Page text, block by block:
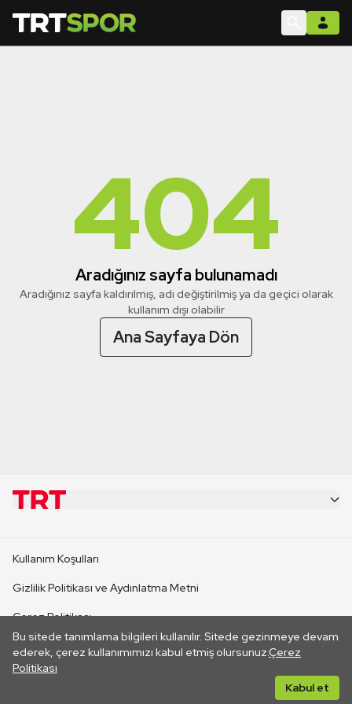
404
Aradığınız sayfa bulunamadı
Aradığınız sayfa kaldırılmış, adı değiştirilmiş ya da geçici olarak
kullanım dışı olabilir
Ana Sayfaya Dön
Bu sitede tanımlama bilgileri kullanılır. Sitede gezinmeye devam
ederek, çerez kullanımımızı kabul etmiş olursunuz.Çerez
Politikası
Kabul et
CANLI YAYINLAR
Kullanım Koşulları
Gizlilik Politikası ve Aydınlatma Metni
Çerez Politikası
İletişim
Her hakkı saklıdır. ©2026 TRT. Bağlantı yoluyla gidilen dış